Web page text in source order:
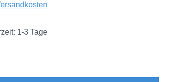
1-3 Tage
den gewünschten Wert ein